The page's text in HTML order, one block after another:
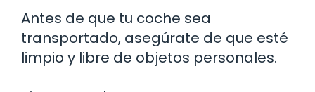
Antes de que tu coche sea
transportado, asegúrate de que esté
limpio y libre de objetos personales.